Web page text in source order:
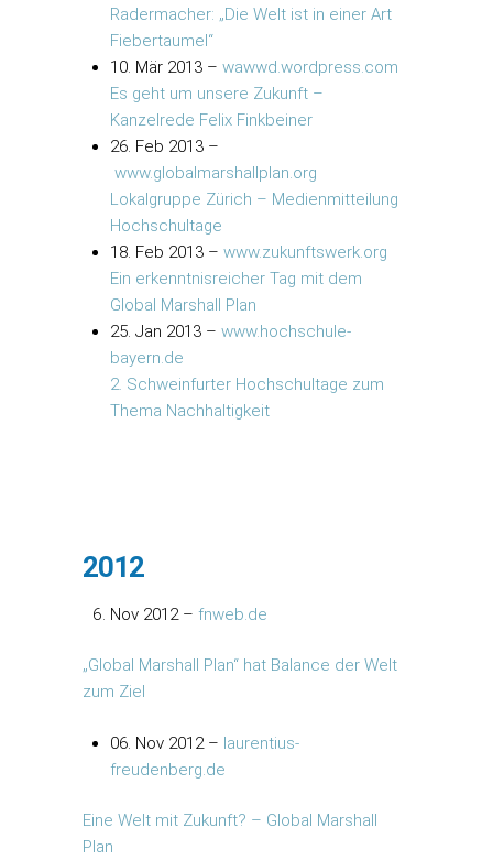
Radermacher: „Die Welt ist in einer Art
Fiebertaumel“
10. Mär 2013 – wawwd.wordpress.com
Es geht um unsere Zukunft –
Kanzelrede Felix Finkbeiner
26. Feb 2013 –
www.globalmarshallplan.org
Lokalgruppe Zürich – Medienmitteilung
Hochschultage
18. Feb 2013 – www.zukunftswerk.org
Ein erkenntnisreicher Tag mit dem
Global Marshall Plan
25. Jan 2013 – www.hochschule-
bayern.de
2. Schweinfurter Hochschultage zum
Thema Nachhaltigkeit
2012
Nov 2012 – fnweb.de
„Global Marshall Plan“ hat Balance der Welt
zum Ziel
06. Nov 2012 – laurentius-
freudenberg.de
Eine Welt mit Zukunft? – Global Marshall
Plan